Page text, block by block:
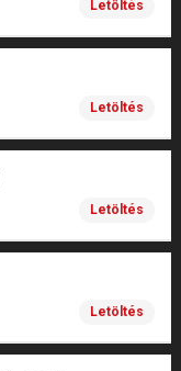
Letöltés
Letöltés
Letöltés
Letöltés